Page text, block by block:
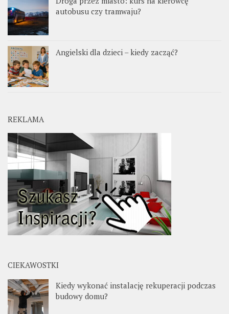
autobusu czy tramwaju?
Angielski dla dzieci – kiedy zacząć?
REKLAMA
CIEKAWOSTKI
Kiedy wykonać instalację rekuperacji podczas
budowy domu?